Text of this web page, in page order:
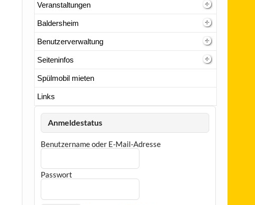
Veranstaltungen
Baldersheim
Benutzerverwaltung
Seiteninfos
Spülmobil mieten
Links
Anmeldestatus
Benutzername oder E-Mail-Adresse
Passwort